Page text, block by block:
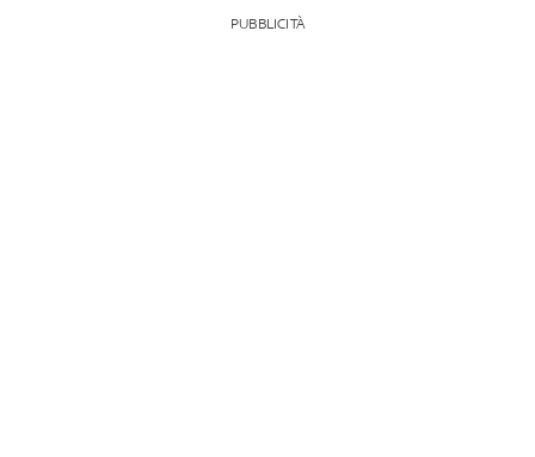
PUBBLICITÀ